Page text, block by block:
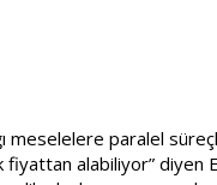
meselelere paralel
fiyattan alabiliyor”